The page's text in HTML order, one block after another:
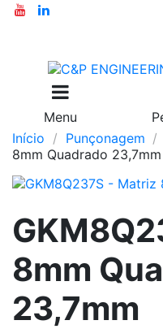
Menu
Início
Punçonagem
8mm Quadrado 23,7mm
8mm
23,7mm